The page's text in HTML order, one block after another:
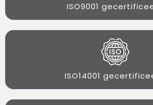
ISO9001
ISO14001